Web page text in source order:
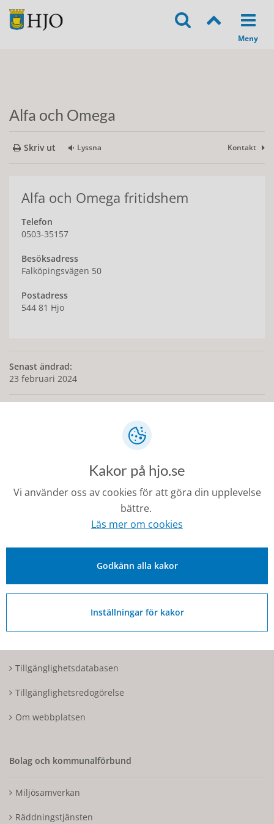
Alfa och Omega
Skriv ut Lyssna Kontakt
Alfa och Omega fritidshem
Telefon
0503-35157
Besöksadress
Falköpingsvägen 50
Postadress
544 81 Hjo
Senast ändrad:
23 februari 2024
kommunen@hjo.se
Besöks- och postadress: Torggatan 2, 544 30 Hjo
Organisationsnummer: 212000-1728
Om Hjo och webbplatsen
Tillgänglighetsdatabasen
Tillgänglighetsredogörelse
Om webbplatsen
Bolag och kommunalförbund
Miljösamverkan
Räddningstjänsten
Kakor på hjo.se
Vi använder oss av cookies för att göra din upplevelse
bättre.
Läs mer om cookies
Godkänn alla kakor
Inställningar för kakor